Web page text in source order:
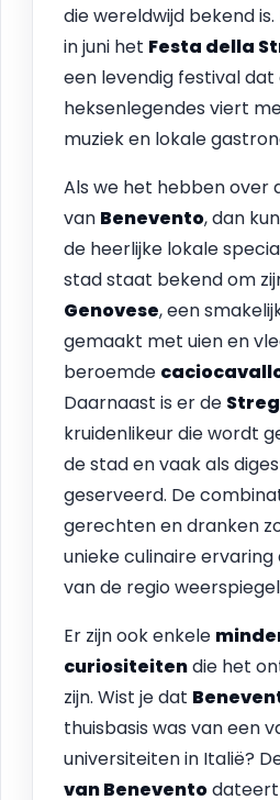
die wereldwijd bekend
in juni het Festa della
een levendig festival dat
heksenlegendes viert
muziek en lokale
Als we het hebben over
van Benevento, dan
de heerlijke lokale
stad staat bekend om
Genovese, een
gemaakt met uien en
beroemde
Daarnaast is er de
kruidenlikeur die wordt
de stad en vaak als
geserveerd. De
gerechten en dranken
unieke culinaire ervaring
van de regio
Er zijn ook enkele
curiositeitendie het
zijn. Wist je dat
thuisbasis was van een
universiteiten in Italië?
van Beneventodateert